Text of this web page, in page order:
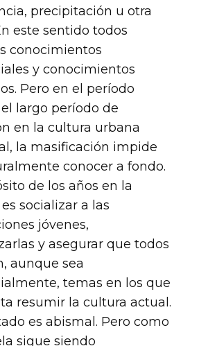
precipitación u otra
este sentido todos
conocimientos
y conocimientos
Pero en el período
largo período de
en la cultura urbana
la masificación impide
conocer a fondo.
de los años en la
socializar a las
jóvenes,
y asegurar que todos
aunque sea
temas en los que
resumir la cultura actual.
es abismal. Pero como
sigue siendo